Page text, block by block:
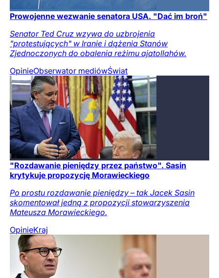
Prowojenne wezwanie senatora USA. "Dać im broń"
Senator Ted Cruz wzywa do uzbrojenia
"protestujących" w Iranie i dążenia Stanów
Zjednoczonych do obalenia reżimu ajatollahów.
OpinieObserwator mediówŚwiat
"Rozdawanie pieniędzy przez państwo". Sasin
krytykuje propozycję Morawieckiego
Po prostu rozdawanie pieniędzy – tak Jacek Sasin
skomentował jedną z propozycji stowarzyszenia
Mateusza Morawieckiego.
OpinieKraj